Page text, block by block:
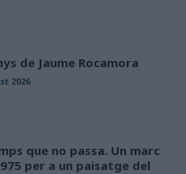
de Jaume Rocamora
2026
que no passa. Un marc
per a un paisatge del